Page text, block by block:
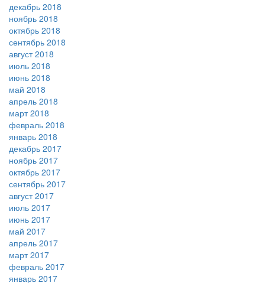
декабрь 2018
ноябрь 2018
октябрь 2018
сентябрь 2018
август 2018
июль 2018
июнь 2018
май 2018
апрель 2018
март 2018
февраль 2018
январь 2018
декабрь 2017
ноябрь 2017
октябрь 2017
сентябрь 2017
август 2017
июль 2017
июнь 2017
май 2017
апрель 2017
март 2017
февраль 2017
январь 2017